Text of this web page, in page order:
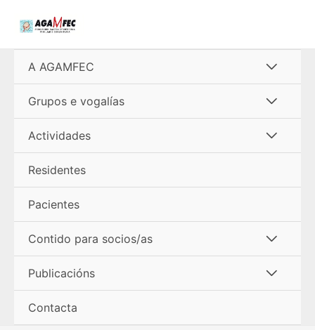
A AGAMFEC
menú
Grupos e vogalías
menú
Actividades
Residentes
Pacientes
Contido para socios/as
menú
Publicacións
Contacta